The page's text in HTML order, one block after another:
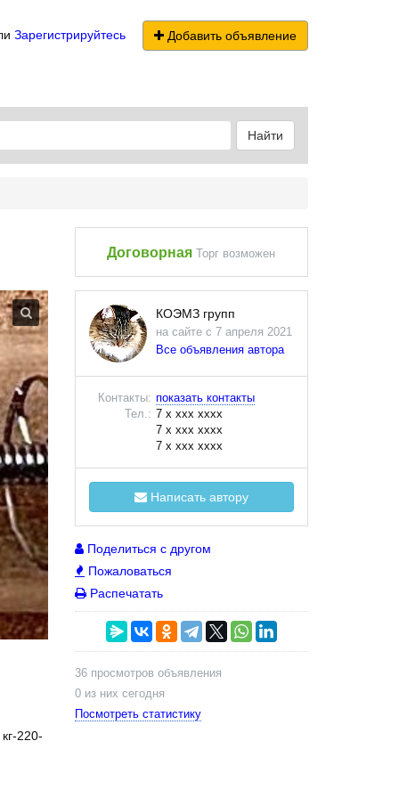
Зарегистрируйтесь Добавить объявление
Найти
ДоговорнаяТорг возможен
220-
КОЭМЗ групп
на сайте с 7 апреля 2021
Все объявления автора
Контакты: показать контакты
Тел.: 7 x xxx xxxx
7 x xxx xxxx
7 x xxx xxxx
Написать автору
Поделиться с другом
Пожаловаться
Распечатать
36 просмотров объявления
0 из них сегодня
Посмотреть статистику